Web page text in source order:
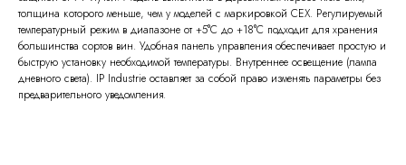
толщина которого меньше, чем у моделей с маркировкой CEX. Регулируемый
температурный режим в диапазоне от +5°C до +18°C подходит для хранения
большинства сортов вин. Удобная панель управления обеспечивает простую и
быструю установку необходимой температуры. Внутреннее освещение (лампа
дневного света). IP Industrie оставляет за собой право изменять параметры без
предварительного уведомления.